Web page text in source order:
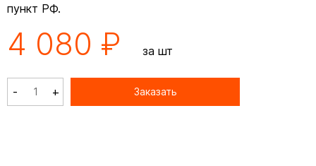
пункт РФ.
4 080 ₽ за шт
- + Заказать